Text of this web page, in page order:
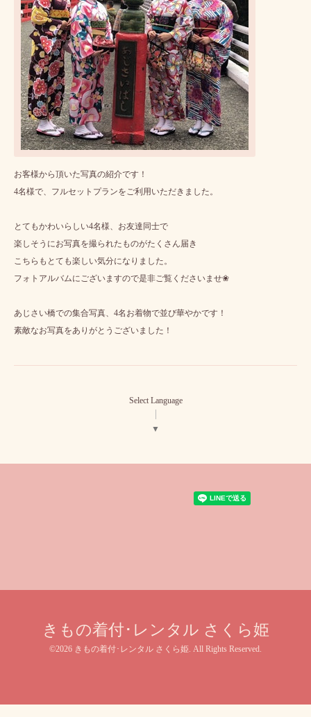
お客様から頂いた写真の紹介です！
4名様で、フルセットプランをご利用いただきました。
とてもかわいらしい4名様、お友達同士で
楽しそうにお写真を撮られたものがたくさん届き
こちらもとても楽しい気分になりました。
フォトアルバムにございますので是非ご覧くださいませ❀
あじさい橋での集合写真、4名お着物で並び華やかです！
素敵なお写真をありがとうございました！
Select Language
▼
きもの着付･レンタル さくら姫
©2026 きもの着付･レンタル さくら姫. All Rights Reserved.